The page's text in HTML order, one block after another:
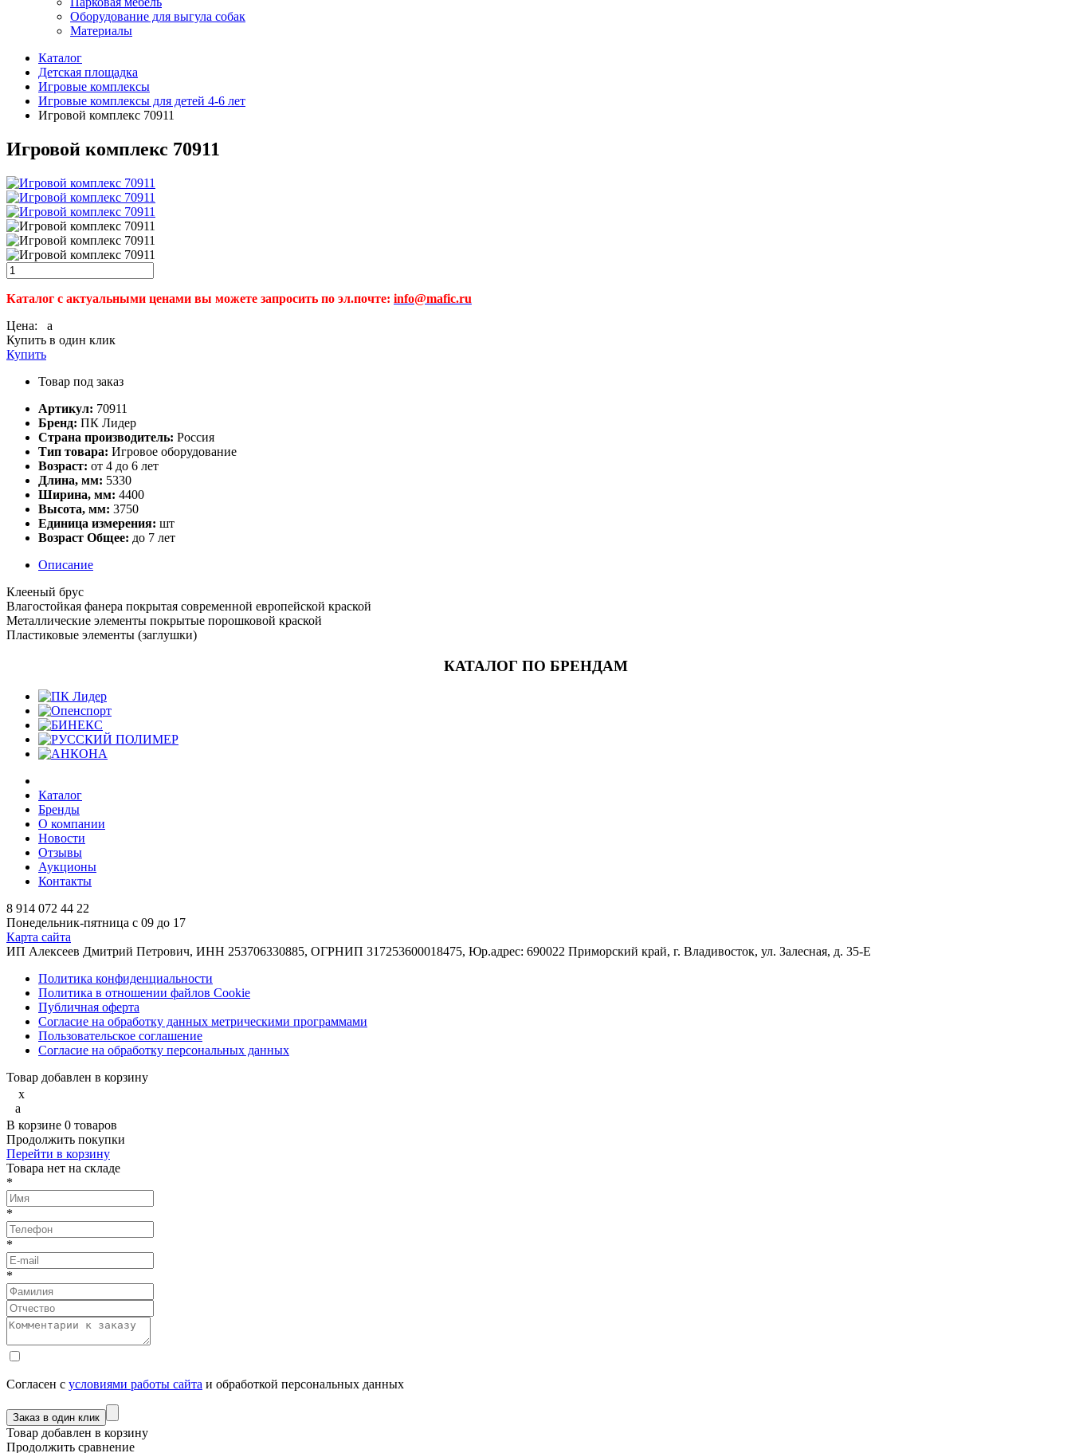
Оборудование для выгула собак
Материалы
Каталог
Детская площадка
Игровые комплексы
Игровые комплексы для детей 4-6 лет
Игровой комплекс 70911
Игровой комплекс 70911
Каталог с актуальными ценами вы можете запросить по эл.почте: info@mafic.ru
Цена:
a
Купить в один клик
Купить
Товар под заказ
Артикул: 70911
Бренд: ПК Лидер
Страна производитель: Россия
Тип товара: Игровое оборудование
Возраст: от 4 до 6 лет
Длина, мм: 5330
Ширина, мм: 4400
Высота, мм: 3750
Единица измерения: шт
Возраст Общее: до 7 лет
Описание
Клееный брус
Влагостойкая фанера покрытая современной европейской краской
Металлические элементы покрытые порошковой краской
Пластиковые элементы (заглушки)
КАТАЛОГ ПО БРЕНДАМ
Каталог
Бренды
О компании
Новости
Отзывы
Аукционы
Контакты
8 914 072 44 22
Понедельник-пятница с 09 до 17
Карта сайта
ИП Алексеев Дмитрий Петрович, ИНН 253706330885, ОГРНИП 317253600018475, Юр.адрес: 690022 Приморский край, г. Владивосток, ул. Залесная, д. 35-Е
Политика конфиденциальности
Политика в отношении файлов Cookie
Публичная оферта
Согласие на обработку данных метрическими программами
Пользовательское соглашение
Согласие на обработку персональных данных
Товар добавлен в корзину
x
a
В корзине 0 товаров
Продолжить покупки
Перейти в корзину
Товарa нет на складе
*
*
*
*
Согласен с условиями работы сайта и обработкой персональных данных
Товар добавлен в корзину
Продолжить сравнение